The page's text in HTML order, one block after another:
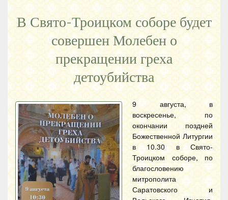
В Свято-Троицком соборе будет
совершен Молебен о
прекращении греха
детоубийства
9 августа, в
воскресенье, по
окончании поздней
Божественной Литургии
в 10.30 в Свято-
Троицком соборе, по
благословению
митрополита
Саратовского и